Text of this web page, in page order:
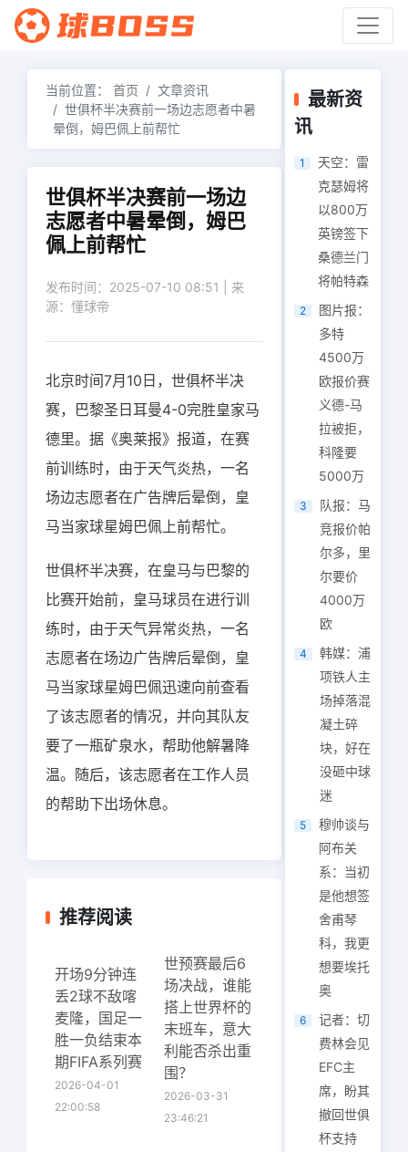
当前位置： 首页
文章资讯
世俱杯半决赛前一场边志愿者中暑
晕倒，姆巴佩上前帮忙
世俱杯半决赛前一场边
志愿者中暑晕倒，姆巴
佩上前帮忙
发布时间：2025-07-10 08:51 | 来
源：懂球帝
北京时间7月10日，世俱杯半决
赛，巴黎圣日耳曼4-0完胜皇家马
德里。据《奥莱报》报道，在赛
前训练时，由于天气炎热，一名
场边志愿者在广告牌后晕倒，皇
马当家球星姆巴佩上前帮忙。
世俱杯半决赛，在皇马与巴黎的
比赛开始前，皇马球员在进行训
练时，由于天气异常炎热，一名
志愿者在场边广告牌后晕倒，皇
马当家球星姆巴佩迅速向前查看
了该志愿者的情况，并向其队友
要了一瓶矿泉水，帮助他解暑降
温。随后，该志愿者在工作人员
的帮助下出场休息。
推荐阅读
开场9分钟连
丢2球不敌喀
麦隆，国足一
胜一负结束本
期FIFA系列赛
2026-04-01
22:00:58
世预赛最后6
场决战，谁能
搭上世界杯的
末班车，意大
利能否杀出重
围？
2026-03-31
23:46:21
最新资
讯
1
天空：雷
克瑟姆将
以800万
英镑签下
桑德兰门
将帕特森
2
图片报：
多特
4500万
欧报价赛
义德-马
拉被拒，
科隆要
5000万
3
队报：马
竞报价帕
尔多，里
尔要价
4000万
欧
4
韩媒：浦
项铁人主
场掉落混
凝土碎
块，好在
没砸中球
迷
5
穆帅谈与
阿布关
系：当初
是他想签
舍甫琴
科，我更
想要埃托
奥
6
记者：切
费林会见
EFC主
席，盼其
撤回世俱
杯支持